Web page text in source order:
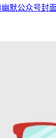
默公众号封